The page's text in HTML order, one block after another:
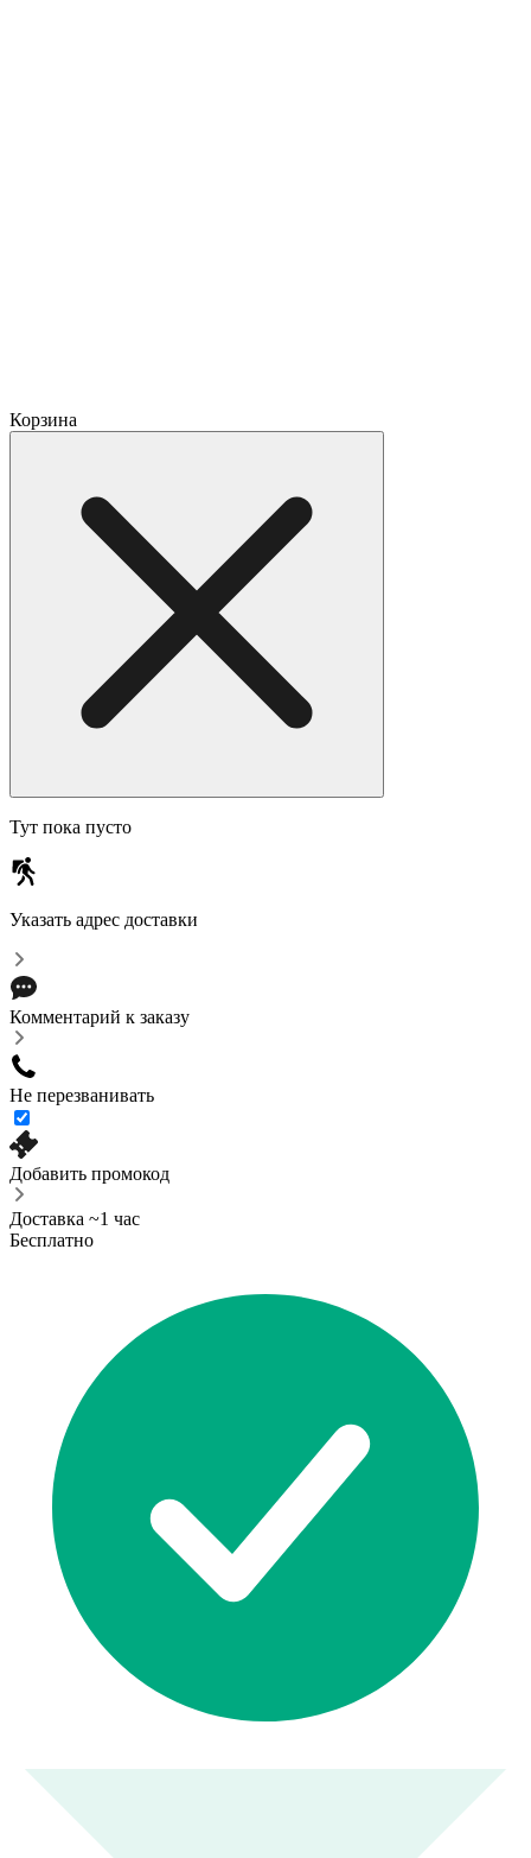
Корзина
Тут пока пусто
Указать адрес доставки
Комментарий к заказу
Не перезванивать
Добавить промокод
Доставка ~1 час
Бесплатно